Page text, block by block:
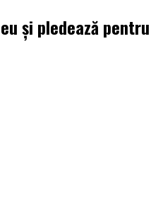
și pledează